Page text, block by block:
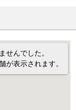
せんでした。
が表示されます。